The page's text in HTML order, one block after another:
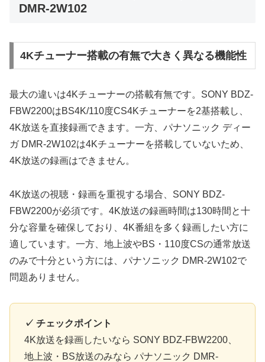
DMR-2W102
4Kチューナー搭載の有無で大きく異なる機能性
最大の違いは4Kチューナーの搭載有無です。SONY BDZ-
FBW2200はBS4K/110度CS4Kチューナーを2基搭載し、
4K放送を直接録画できます。一方、パナソニック ディー
ガ DMR-2W102は4Kチューナーを搭載していないため、
4K放送の録画はできません。
4K放送の視聴・録画を重視する場合、SONY BDZ-
FBW2200が必須です。4K放送の録画時間は130時間と十
分な容量を確保しており、4K番組を多く録画したい方に
適しています。一方、地上波やBS・110度CSの通常放送
のみで十分という方には、パナソニック DMR-2W102で
問題ありません。
✓ チェックポイント
4K放送を録画したいなら SONY BDZ-FBW2200、
地上波・BS放送のみなら パナソニック DMR-